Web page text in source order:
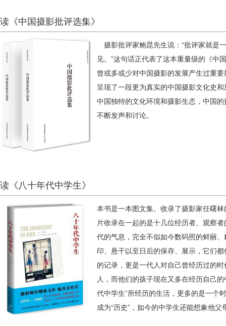
读《中国摄影批评选集》
摄影批评家鲍昆先生说：“批评家就是
见。”这句话正代表了这本重量级的《中
曾或多或少对中国摄影的发展产生过重
呈现了一段更为真实的中国摄影文化史
中国独特的文化环境和摄影生态，中国
不断发声和讨论。
读《八十年代中学生》
本书是一本图文集。收录了摄影家任曙
片收录在一起的是十几位经历者、观察
代的气息，完全不似如今数码照的鲜丽
印、悬干以至日后的保存、展示，它们
的记录，更是一代人对自己曾经历过的
人，而他们的孩子现在又多在经历自己
代中学生”所经历的生活，更多的是一个
成为“历史”，如今的中学生还能想象他